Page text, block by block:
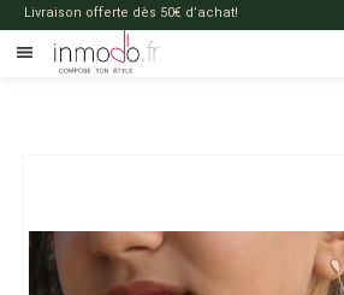
Livraison offerte dès 50€ d’achat!